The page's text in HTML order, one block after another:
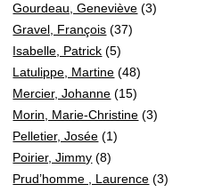
Gourdeau, Geneviève (3)
Gravel, François (37)
Isabelle, Patrick (5)
Latulippe, Martine (48)
Mercier, Johanne (15)
Morin, Marie-Christine (3)
Pelletier, Josée (1)
Poirier, Jimmy (8)
Prud’homme , Laurence (3)